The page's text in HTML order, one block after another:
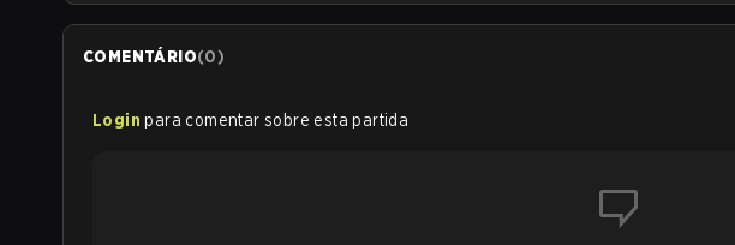
COMENTÁRIO(0)
Login para comentar sobre esta partida